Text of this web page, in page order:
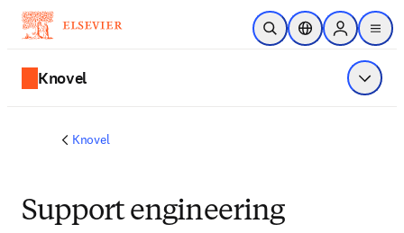
Ir para o conteúdo principal
Pesquisa aberta
Seletor deSign in to
menu
Knovel Exibir
Knovel
Support engineering